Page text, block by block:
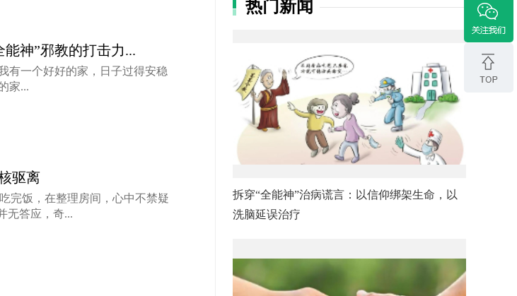
神”邪教的打击力...
有一个好好的家，日子过得安稳
家...
驱离
完饭，在整理房间，心中不禁疑
无答应，奇...
热门新闻
拆穿“全能神”治病谎言：以信仰绑架生命，以
洗脑延误治疗